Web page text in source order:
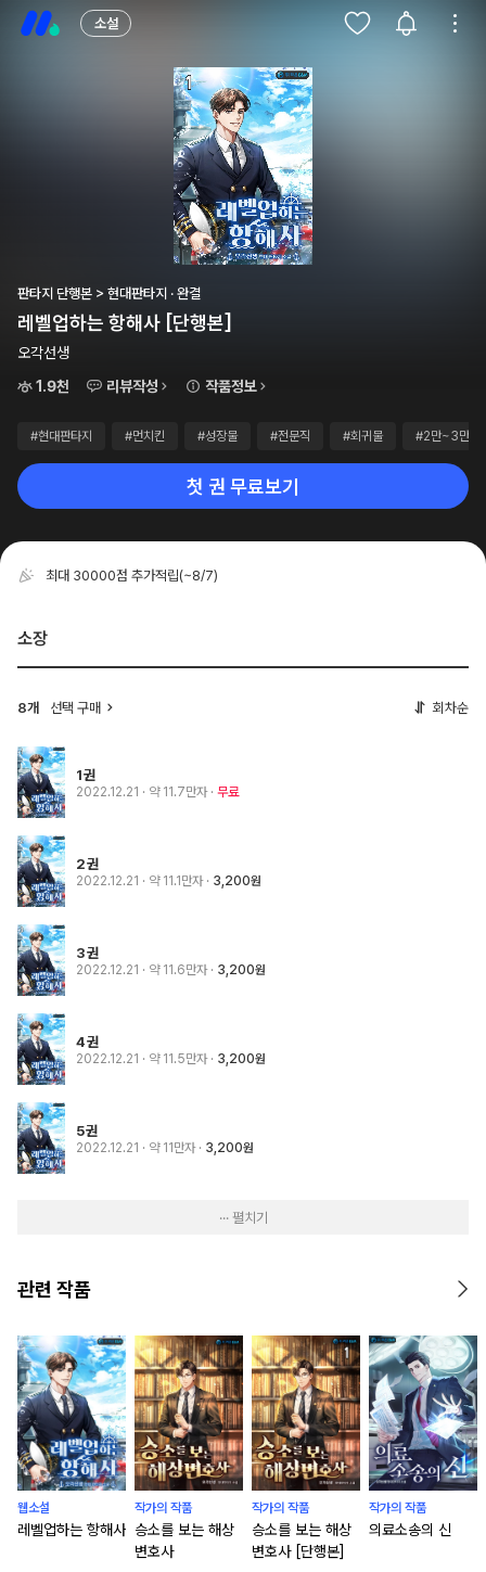
소설
판타지 단행본 > 현대판타지 · 완결
레벨업하는 항해사 [단행본]
오각선생
1.9천
리뷰작성 작품정보
#현대판타지 #먼치킨 #성장물 #전문직 #회귀물 #2만~3만원
첫 권 무료보기
최대 30000점 추가적립(~8/7)
소장
8개 선택 구매 회차순
1권
2022.12.21 · 약 11.7만자 무료
2권
2022.12.21 · 약 11.1만자 3,200원
3권
2022.12.21 · 약 11.6만자 3,200원
4권
2022.12.21 · 약 11.5만자 3,200원
5권
2022.12.21 · 약 11만자 3,200원
··· 펼치기
관련 작품
웹소설
레벨업하는 항해사
작가의 작품
승소를 보는 해상
변호사
작가의 작품
승소를 보는 해상
변호사 [단행본]
작가의 작품
의료소송의 신